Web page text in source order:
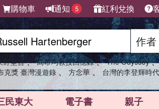
購物車 通知 5 紅利兌換
野圭吾 、 高希均教授回憶錄 、 The Odyssey 、
克獎 臺灣漫遊錄 、 方念華 、 台灣的李登輝時代
民東大 電子書 親子